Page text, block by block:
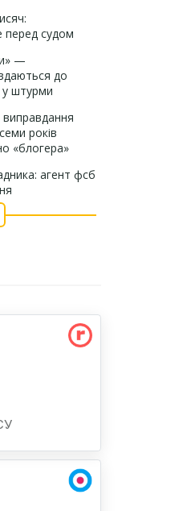
перед судом
—
до
штурми
виправдання
років
«блогера»
агент фсб